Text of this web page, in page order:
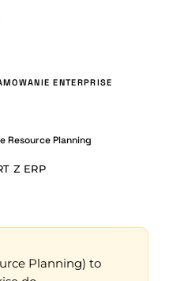
ENTERPRISE
Resource Planning
Z ERP
Planning) to